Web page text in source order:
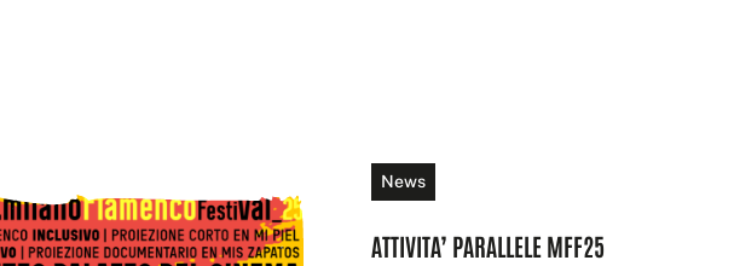
News
ATTIVITA’ PARALLELE MFF25